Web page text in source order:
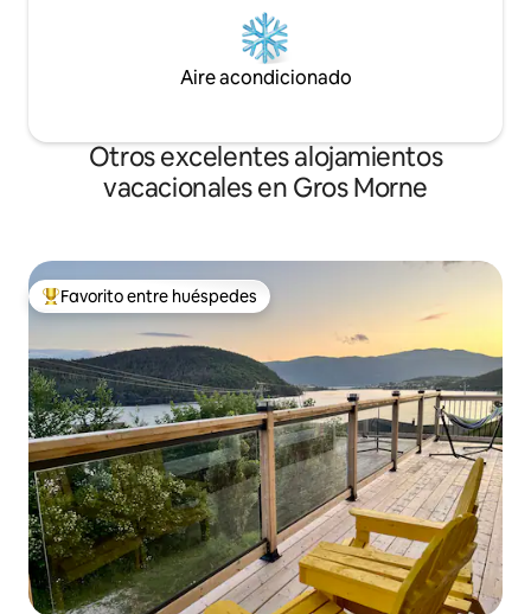
Aire acondicionado
Otros excelentes alojamientos
vacacionales en Gros Morne
De los mejores en Favorito entre huéspedes
Favorito entre huéspedes